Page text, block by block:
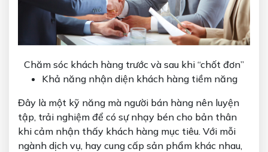
Chăm sóc khách hàng trước và sau khi “chốt đơn”
Khả năng nhận diện khách hàng tiềm năng
Đây là một kỹ năng mà người bán hàng nên luyện
tập, trải nghiệm để có sự nhạy bén cho bản thân
khi cảm nhận thấy khách hàng mục tiêu. Với mỗi
ngành dịch vụ, hay cung cấp sản phẩm khác nhau,